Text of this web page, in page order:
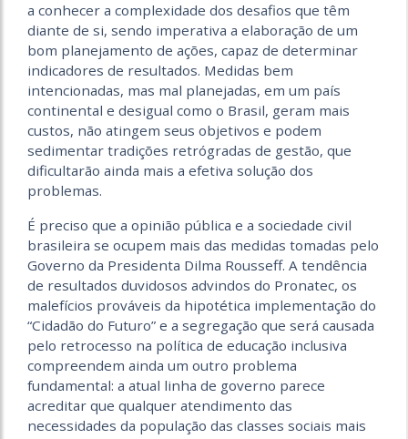
a conhecer a complexidade dos desafios que têm
diante de si, sendo imperativa a elaboração de um
bom planejamento de ações, capaz de determinar
indicadores de resultados. Medidas bem
intencionadas, mas mal planejadas, em um país
continental e desigual como o Brasil, geram mais
custos, não atingem seus objetivos e podem
sedimentar tradições retrógradas de gestão, que
dificultarão ainda mais a efetiva solução dos
problemas.
É preciso que a opinião pública e a sociedade civil
brasileira se ocupem mais das medidas tomadas pelo
Governo da Presidenta Dilma Rousseff. A tendência
de resultados duvidosos advindos do Pronatec, os
malefícios prováveis da hipotética implementação do
“Cidadão do Futuro” e a segregação que será causada
pelo retrocesso na política de educação inclusiva
compreendem ainda um outro problema
fundamental: a atual linha de governo parece
acreditar que qualquer atendimento das
necessidades da população das classes sociais mais